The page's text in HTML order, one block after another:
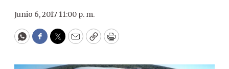
Junio 6, 2017 11:00 p. m.
WhatsApp
Facebook
Twitter
EmailCopyPrint